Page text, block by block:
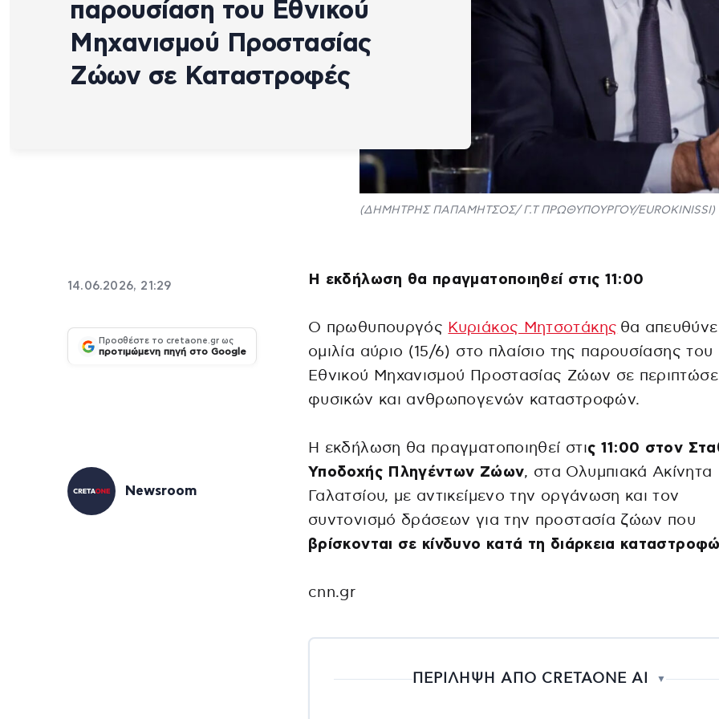
παρουσίαση του Εθνικού
Μηχανισμού Προστασίας
Ζώων σε Καταστροφές
(ΔΗΜΗΤΡΗΣ ΠΑΠΑΜΗΤΣΟΣ/ Γ.Τ ΠΡΩΘΥΠΟΥΡΓΟΥ/EUROKINISSI)
14.06.2026, 21:29
Προσθέστε το cretaone.gr ως
προτιμώμενη πηγή στο Google
Newsroom
Η εκδήλωση θα πραγματοποιηθεί στις 11:00
Ο πρωθυπουργός Κυριάκος Μητσοτάκης θα
ομιλία αύριο (15/6) στο πλαίσιο της παρουσίασης του
Εθνικού Μηχανισμού Προστασίας Ζώων σε
φυσικών και ανθρωπογενών καταστροφών.
Η εκδήλωση θα πραγματοποιηθεί στις 11:00 στον
Υποδοχής Πληγέντων Ζώων, στα Ολυμπιακά Ακίνητα
Γαλατσίου, με αντικείμενο την οργάνωση και τον
συντονισμό δράσεων για την προστασία ζώων που
βρίσκονται σε κίνδυνο κατά τη διάρκεια
cnn.gr
ΠΕΡΙΛΗΨΗ ΑΠΟ CRETAONE AI ▼